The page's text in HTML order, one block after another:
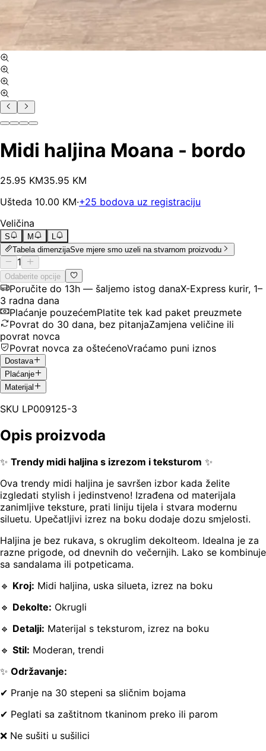
Midi haljina Moana - bordo
25.95 KM35.95 KM
Ušteda 10.00 KM·+25 bodova uz registraciju
Veličina
S M
L
Tabela dimenzijaSve mjere smo uzeli na stvarnom proizvodu
1
Odaberite opcije
Poručite do 13h — šaljemo istog danaX-Express kurir, 1–
3 radna dana
Plaćanje pouzećemPlatite tek kad paket preuzmete
Povrat do 30 dana, bez pitanjaZamjena veličine ili
povrat novca
Povrat novca za oštećenoVraćamo puni iznos
Dostava
Plaćanje
Materijal
SKU LP009125-3
Opis proizvoda
✨ Trendy midi haljina s izrezom i teksturom ✨
Ova trendy midi haljina je savršen izbor kada želite
izgledati stylish i jedinstveno! Izrađena od materijala
zanimljive teksture, prati liniju tijela i stvara modernu
siluetu. Upečatljivi izrez na boku dodaje dozu smjelosti.
Haljina je bez rukava, s okruglim dekolteom. Idealna je za
razne prigode, od dnevnih do večernjih. Lako se kombinuje
sa sandalama ili potpeticama.
🔹 Kroj: Midi haljina, uska silueta, izrez na boku
🔹 Dekolte: Okrugli
🔹 Detalji: Materijal s teksturom, izrez na boku
🔹 Stil: Moderan, trendi
✨ Održavanje:
✔ Pranje na 30 stepeni sa sličnim bojama
✔ Peglati sa zaštitnom tkaninom preko ili parom
❌ Ne sušiti u sušilici